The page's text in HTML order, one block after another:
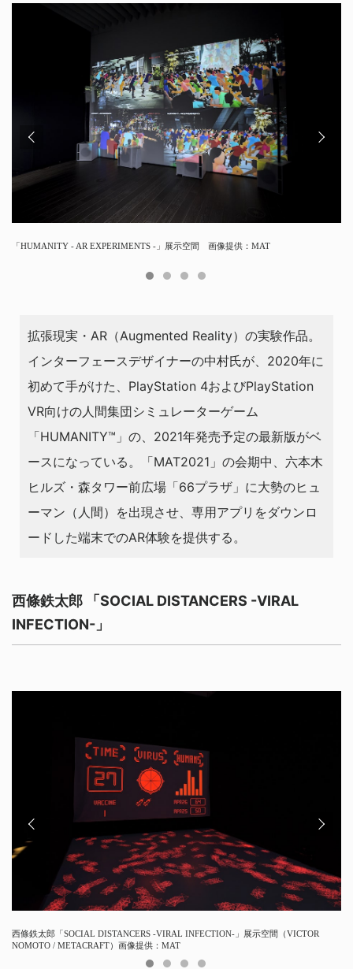
「HUMANITY - AR EXPERIMENTS -」展示空間 画像提供：MAT
六本⽊ヒルズ・森タワー前広場「66プラザ」に大勢のヒューマン（人間）が出現し
作品にはそれぞれコンセプトや参画者全員の氏名がわかる作家クレジットのパネルが
作品について説明する中村勇吾氏、本作品では映像ディレクションを担当
拡張現実・AR（Augmented Reality）の実験作品。
インターフェースデザイナーの中村氏が、2020年に
初めて手がけた、PlayStation 4およびPlayStation
VR向けの⼈間集団シミュレーターゲーム
「HUMANITY™」の、2021年発売予定の最新版がベ
ースになっている。「MAT2021」の会期中、六本⽊
ヒルズ・森タワー前広場「66プラザ」に大勢のヒュ
ーマン（人間）を出現させ、専用アプリをダウンロ
ードした端末でのAR体験を提供する。
⻄條鉄太郎 「SOCIAL DISTANCERS -VIRAL
INFECTION-」
⻄條鉄太郎「SOCIAL DISTANCERS -VIRAL INFECTION-」展示空間（VICTOR
NOMOTO / METACRAFT）画像提供：MAT
ウイルス発生イメージ（フィールドに入った人の足元に輪が生じている）
角状のウイルスが拡散していく様子
増え続けるウイルスに対処し、ワクチンで抑制するイメージのビジュアル